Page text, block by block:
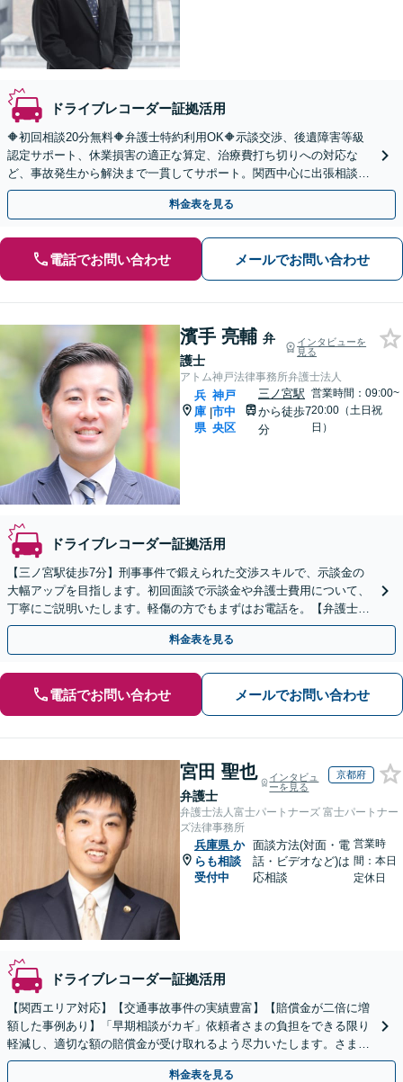
ドライブレコーダー証拠活用
🔶初回相談20分無料🔶弁護士特約利用OK🔶示談交渉、後遺障害等級
認定サポート、休業損害の適正な算定、治療費打ち切りへの対応な
ど、事故発生から解決まで一貫してサポート。関西中心に出張相談も
対応【オンライン相談OK】【三ノ宮駅6分】
料金表を見る
電話でお問い合わせ メールでお問い合わせ
濱手 亮輔 弁
護士
インタビューを
見る
アトム神戸法律事務所弁護士法人
兵
庫
県
|
神戸
市中
央区
三ノ宮駅
から徒歩7
分
営業時間：09:00~
20:00（土日祝
日）
ドライブレコーダー証拠活用
【三ノ宮駅徒歩7分】刑事事件で鍛えられた交渉スキルで、示談金の
大幅アップを目指します。初回面談で示談金や弁護士費用について、
丁寧にご説明いたします。軽傷の方でもまずはお電話を。【弁護士費
用特約対応可】【LINEや弁護士直通電話あり】
料金表を見る
電話でお問い合わせ メールでお問い合わせ
宮田 聖也
弁護士
インタビュ
ーを見る
京都府
弁護士法人富士パートナーズ 富士パートナー
ズ法律事務所
兵庫県 か
らも相談
受付中
面談方法(対面・電
話・ビデオなど)は
応相談
営業時
間：本日
定休日
ドライブレコーダー証拠活用
【関西エリア対応】【交通事故事件の実績豊富】【賠償金が二倍に増
額した事例あり】「早期相談がカギ」依頼者さまの負担をできる限り
軽減し、適切な額の賠償金が受け取れるよう尽力いたします。さまざ
まな角度から示談の提案をおこない、利益の最大化を目指す
料金表を見る